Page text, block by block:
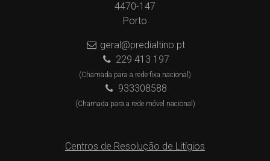
4470-147
Porto
geral@predialtino.pt
229 413 197
(Chamada para a rede fixa nacional)
933308588
(Chamada para a rede móvel nacional)
Centros de Resolução de Litígios